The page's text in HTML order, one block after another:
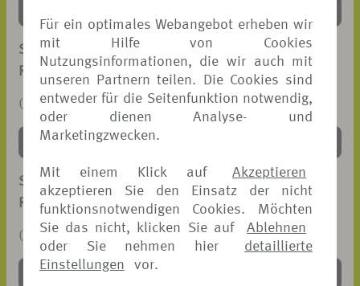
Für ein optimales Webangebot erheben wir
mit Hilfe von Cookies
Nutzungsinformationen, die wir auch mit
unseren Partnern teilen. Die Cookies sind
entweder für die Seitenfunktion notwendig,
oder dienen Analyse- und
Marketingzwecken.
Mit einem Klick auf
Akzeptieren
akzeptieren Sie den Einsatz der nicht
funktionsnotwendigen Cookies. Möchten
Sie das nicht, klicken Sie auf
Ablehnen
oder Sie nehmen hier
detaillierte
Einstellungen
vor.
SCHADENANZEIGE
REISEGEPÄCK-VERSICHERUNG
(PDF, 101 KB)
DOWNLOAD >
SCHADENANZEIGE
REISEKRANKEN-VERSICHERUNG
(PDF, 91 KB)